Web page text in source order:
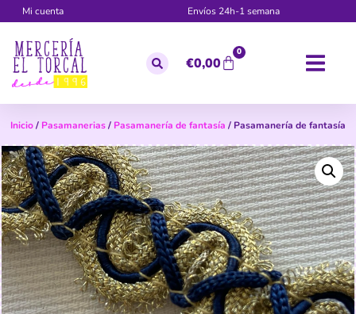
Mi cuenta Envíos 24h-1 semana
€0,00
0
Inicio/ Pasamanerias/ Pasamanería de fantasía / Pasamanería de fantasía